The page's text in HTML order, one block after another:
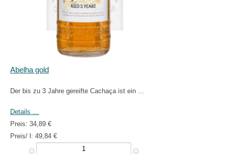
Abelha gold
Der bis zu 3 Jahre gereifte Cachaça ist ein ...
Details …
Preis: 34,89 €
Preis/ l: 49,84 €